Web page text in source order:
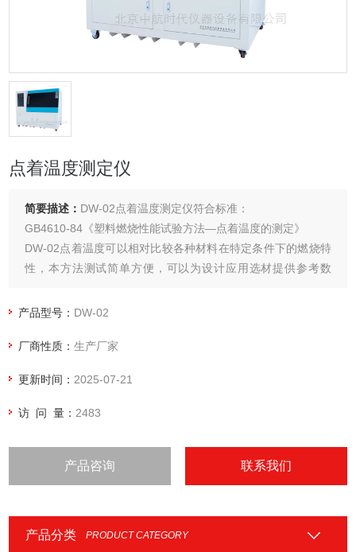
点着温度测定仪
简要描述： DW-02点着温度测定仪符合标准：
GB4610-84《塑料燃烧性能试验方法—点着温度的测定》
DW-02点着温度可以相对比较各种材料在特定条件下的燃烧特
性，本方法测试简单方便，可以为设计应用选材提供参考数
产品型号： DW-02
厂商性质：生产厂家
更新时间： 2025-07-21
访 问 量： 2483
产品咨询 联系我们
产品分类 PRODUCT CATEGORY